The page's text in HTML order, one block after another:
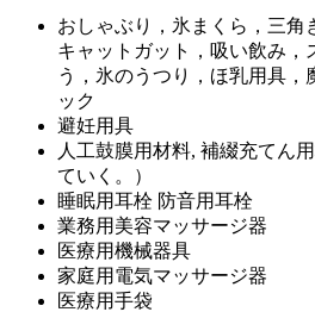
おしゃぶり，氷まくら，三角
キャットガット，吸い飲み，
う，氷のうつり，ほ乳用具，
ック
避妊用具
人工鼓膜用材料, 補綴充てん
ていく。）
睡眠用耳栓 防音用耳栓
業務用美容マッサージ器
医療用機械器具
家庭用電気マッサージ器
医療用手袋